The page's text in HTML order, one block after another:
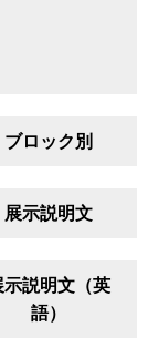
ブロック別
展示説明文
示説明文（英
語）